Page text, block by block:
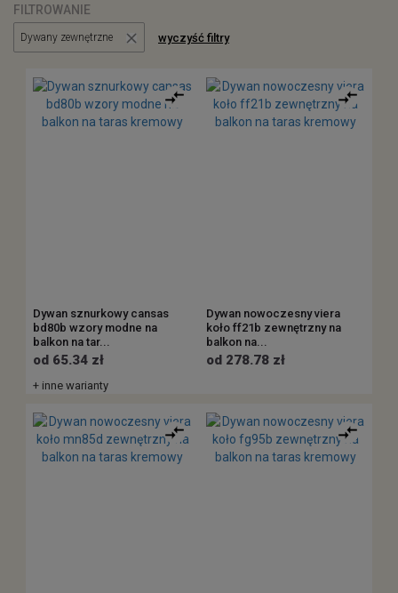
FILTROWANIE
Dywany zewnętrzne wyczyść filtry
Dywan sznurkowy cansas
bd80b wzory modne na
balkon na tar...
od 65.34 zł
+ inne warianty
Dywan nowoczesny viera
koło ff21b zewnętrzny na
balkon na...
od 278.78 zł